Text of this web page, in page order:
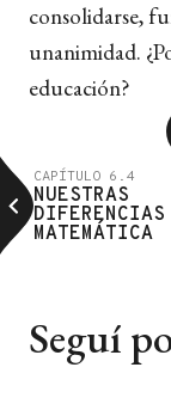
consolidarse,
unanimidad.
educación?
CAPÍTULO 6.4
NUESTRAS
DIFERENCIAS
MATEMÁTICA
Seguí